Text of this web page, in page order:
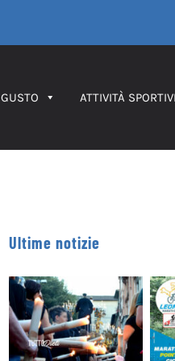
GUSTO ATTIVITÀ
Ultime notizie
Processione dei
Ceri 2026 – IL
PERCORSO